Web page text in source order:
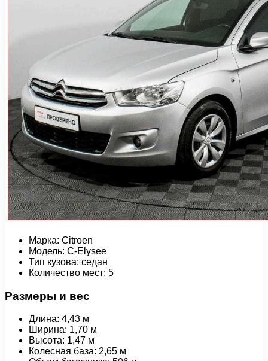
Марка: Citroen
Модель: C-Elysee
Тип кузова: седан
Количество мест: 5
Размеры и вес
Длина: 4,43 м
Ширина: 1,70 м
Высота: 1,47 м
Колесная база: 2,65 м